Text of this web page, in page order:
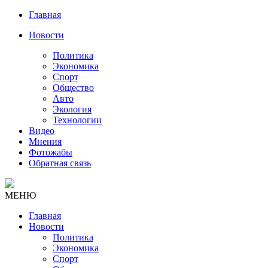
Главная
Новости
Политика
Экономика
Спорт
Общество
Авто
Экология
Технологии
Видео
Мнения
Фотожабы
Обратная связь
МЕНЮ
Главная
Новости
Политика
Экономика
Спорт